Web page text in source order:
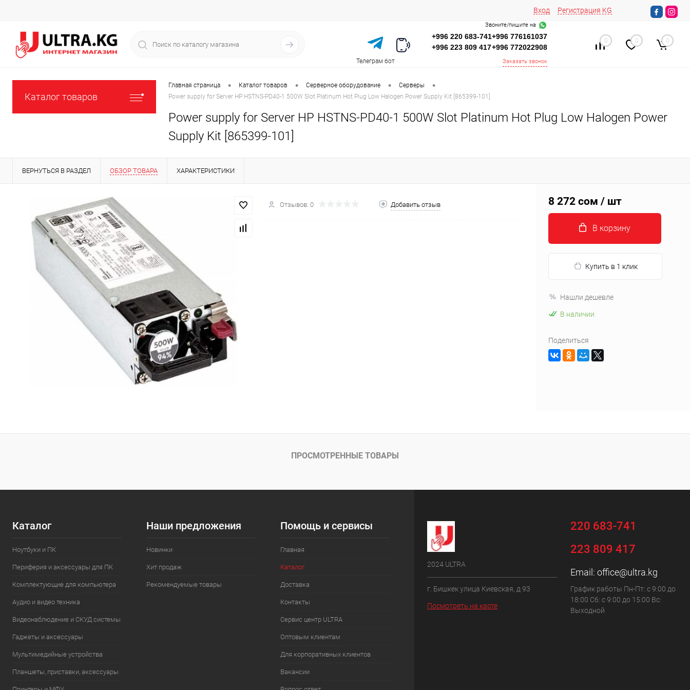
Вход Регистрация KG
Телеграм бот
Звоните/пишите на
+996 220 683-741
+996 223 809 417
+996 776161037
+996 772022908
Заказать звонок
0 0 0
Каталог товаров
Главная страница • Каталог товаров • Серверное оборудование • Серверы •
Power supply for Server HP HSTNS-PD40-1 500W Slot Platinum Hot Plug Low Halogen Power Supply Kit [865399-101]
Power supply for Server HP HSTNS-PD40-1 500W Slot Platinum Hot Plug Low Halogen Power
Supply Kit [865399-101]
ВЕРНУТЬСЯ В РАЗДЕЛ ОБЗОР ТОВАРА ХАРАКТЕРИСТИКИ
Отзывов: 0 Добавить отзыв 8 272 сом / шт
В корзину
Купить в 1 клик
Нашли дешевле
В наличии
Поделиться
ПРОСМОТРЕННЫЕ ТОВАРЫ
Каталог
Ноутбуки и ПК
Периферия и аксессуары для ПК
Комплектующие для компьютера
Аудио и видео техника
Видеонаблюдение и СКУД системы
Гаджеты и аксессуары
Мультимедийные устройства
Планшеты, приставки, аксессуары
Наши предложения
Новинки
Хит продаж
Рекомендуемые товары
Помощь и сервисы
Главная
Каталог
Доставка
Контакты
Сервис центр ULTRA
Оптовым клиентам
Для корпоративных клиентов
Вакансии
2024 ULTRA
г. Бишкек улица Киевская, д 93
Посмотреть на карте
220 683-741
223 809 417
Email: office@ultra.kg
График работы Пн-Пт: с 9:00 до
18:00 Сб: с 9:00 до 15:00 Вс:
Выходной